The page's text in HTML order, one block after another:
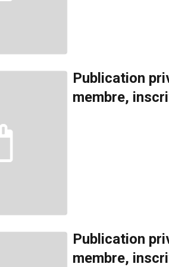
Publication
membre,
Publication
membre,